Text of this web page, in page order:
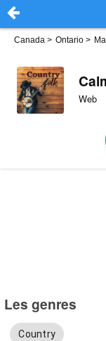
Canada > Ontario >
Web
Les genres
Country